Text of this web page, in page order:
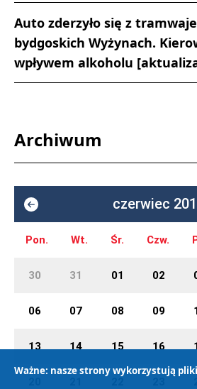
Auto zderzyło się z
bydgoskich Wyżynach.
wpływem alkoholu
Archiwum
czerwiec
Pon. Wt. Śr. Czw.
30 31 01 02
06 07 08 09
13 14 15 16
Ważne: nasze strony wykorzystują